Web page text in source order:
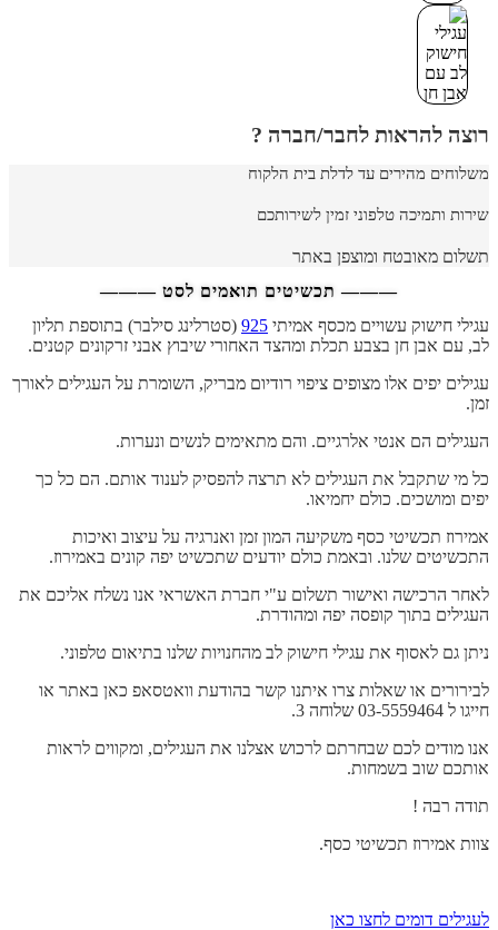
רוצה להראות לחבר/חברה ?
משלוחים מהירים עד לדלת בית הלקוח
שירות ותמיכה טלפוני זמין לשירותכם
תשלום מאובטח ומוצפן באתר
——— תכשיטים תואמים לסט ———
עגילי חישוק עשויים מכסף אמיתי 925 (סטרלינג סילבר) בתוספת תליון
לב, עם אבן חן בצבע תכלת ומהצד האחורי שיבוץ אבני זרקונים קטנים.
עגילים יפים אלו מצופים ציפוי רודיום מבריק, השומרת על העגילים לאורך
זמן.
העגילים הם אנטי אלרגיים. והם מתאימים לנשים ונערות.
כל מי שתקבל את העגילים לא תרצה להפסיק לענוד אותם. הם כל כך
יפים ומושכים. כולם יחמיאו.
אמירוז תכשיטי כסף משקיעה המון זמן ואנרגיה על עיצוב ואיכות
התכשיטים שלנו. ובאמת כולם יודעים שתכשיט יפה קונים באמירוז.
לאחר הרכישה ואישור תשלום ע"י חברת האשראי אנו נשלח אליכם את
העגילים בתוך קופסה יפה ומהודרת.
ניתן גם לאסוף את עגילי חישוק לב מהחנויות שלנו בתיאום טלפוני.
לבירורים או שאלות צרו איתנו קשר בהודעת וואטסאפ כאן באתר או
חייגו ל 03-5559464 שלוחה 3.
אנו מודים לכם שבחרתם לרכוש אצלנו את העגילים, ומקווים לראות
אותכם שוב בשמחות.
תודה רבה !
צוות אמירוז תכשיטי כסף.
לעגילים דומים לחצו כאן